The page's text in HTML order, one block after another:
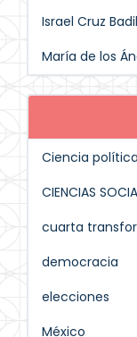
Israel Cruz
María de los
Ciencia política
CIENCIAS
cuarta
democracia
elecciones
México